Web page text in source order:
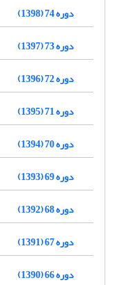
دوره 74 (1398)
دوره 73 (1397)
دوره 72 (1396)
دوره 71 (1395)
دوره 70 (1394)
دوره 69 (1393)
دوره 68 (1392)
دوره 67 (1391)
دوره 66 (1390)